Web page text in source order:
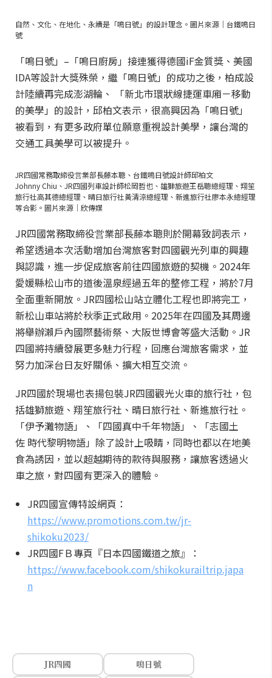
自然、文化、在地化、永續是「鳴日號」的設計理念。圖片來源｜台鐵鳴日
號
「鳴日號」–「鳴日廚房」接連獲得德國iF金質獎、美國
IDA等設計大獎殊榮，繼「鳴日號」的成功之後，柏成設
計陸續再完成澎湖輪、 「新北市環狀線捷運車廂－移動
的美學」的設計，邱柏文表示，很高興因為「鳴日號」
被看到，有更多政府單位願意重視設計美學，讓台灣的
交通工具美學可以被提升。
JR四國常務取締役営業部長藤本聰、台鐵鳴日號設計師邱柏文
Johnny Chiu、JR四國列車設計師松岡哲也、雄獅旅遊王岳聰總經理、翔笙
旅行社高其德總經理、晴日旅行社黃清涼總經理、新進旅行社廖本永總經理
等合影。圖片來源｜欣傳媒
JR四國常務取締役営業部長藤本聰則於開幕致詞表示，
希望透過本次活動增加台灣旅客對四國觀光列車的興趣
與認識，進一步促成旅客前往四國旅遊的契機。2024年
愛媛縣松山市的道後溫泉經過五年的整修工程，將於7月
全面重新開放。JR四國松山站立體化工程也即將完工，
新松山車站將於秋季正式啟用。2025年在四國及其周邊
將舉辦瀨戶內國際藝術祭、大阪世博會等盛大活動。JR
四國將持續發展更多魅力行程，回應台灣旅客需求，並
努力加深台日友好關係、擴大相互交流。
JR四國於現場也表揚包裝JR四國觀光火車的旅行社，包
括雄獅旅遊、翔笙旅行社、晴日旅行社、新進旅行社。
「伊予灘物語」、「四國真中千年物語」、「志國土
佐 時代黎明物語」除了設計上吸睛，同時也都以在地美
食為誘因，並以超越期待的款待與服務，讓旅客透過火
車之旅，對四國有更深入的體驗。
JR四國宣傳特設網頁：
https://www.promotions.com.tw/jr-
shikoku2023/
JR四國FＢ專頁『日本四國鐵道之旅』：
https://www.facebook.com/shikokurailtrip.japa
n
JR四國 鳴日號